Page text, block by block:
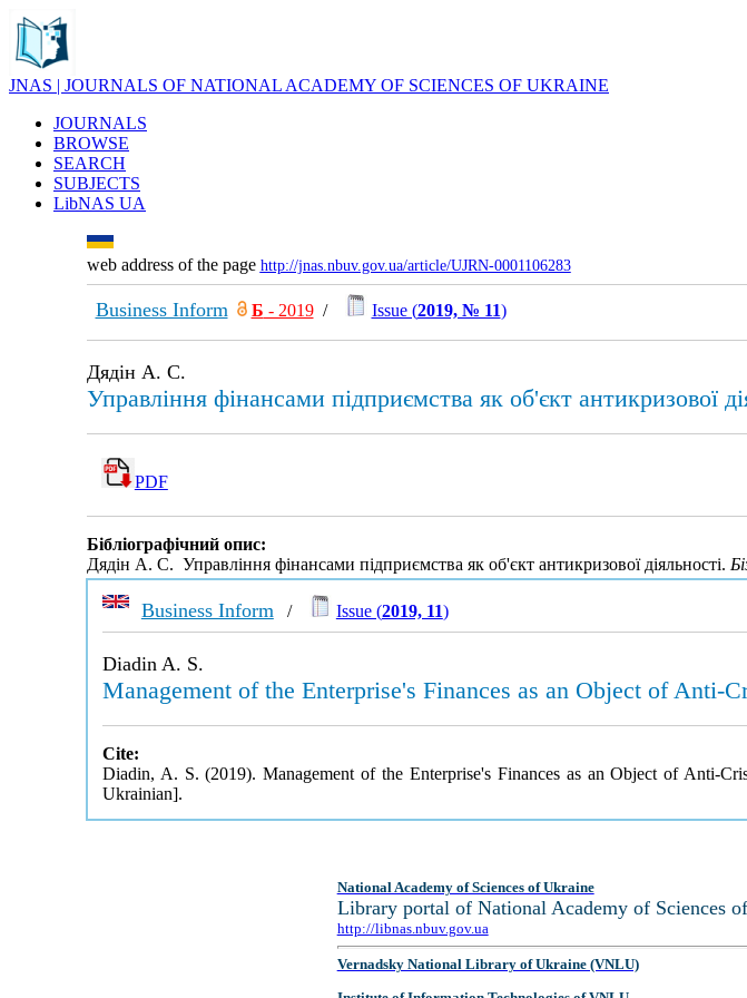
JNAS | JOURNALS OF NATIONAL ACADEMY OF SCIENCES OF UKRAINE
JOURNALS
BROWSE
SEARCH
SUBJECTS
LibNAS UA
web address of the page http://jnas.nbuv.gov.ua/article/UJRN-0001106283
Business Inform Б - 2019/ Issue (2019, № 11)
Дядін А. С.
Управління фінансами підприємства як об'єкт антикризової
PDF
Бібліографічний опис:
Дядін А. С. Управління фінансами підприємства як об'єкт антикризової діяльності.
Business Inform / Issue (2019, 11)
Diadin A. S.
Management of the Enterprise's Finances as an Object of Anti-
Cite:
Diadin, A. S. (2019). Management of the Enterprise's Finances as an Object of Anti-
Ukrainian].
National Academy of Sciences of Ukraine
Library portal of National Academy of Sciences
http://libnas.nbuv.gov.ua
Vernadsky National Library of Ukraine (VNLU)